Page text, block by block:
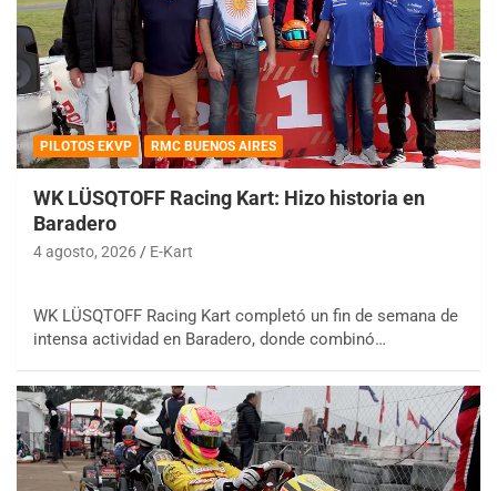
PILOTOS EKVP RMC BUENOS AIRES
WK LÜSQTOFF Racing Kart: Hizo historia en
Baradero
4 agosto, 2026 E-Kart
WK LÜSQTOFF Racing Kart completó un fin de semana de
intensa actividad en Baradero, donde combinó…